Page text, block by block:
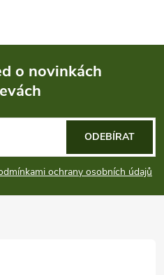
o novinkách
ochrany osobních údajů
ODEBÍRAT